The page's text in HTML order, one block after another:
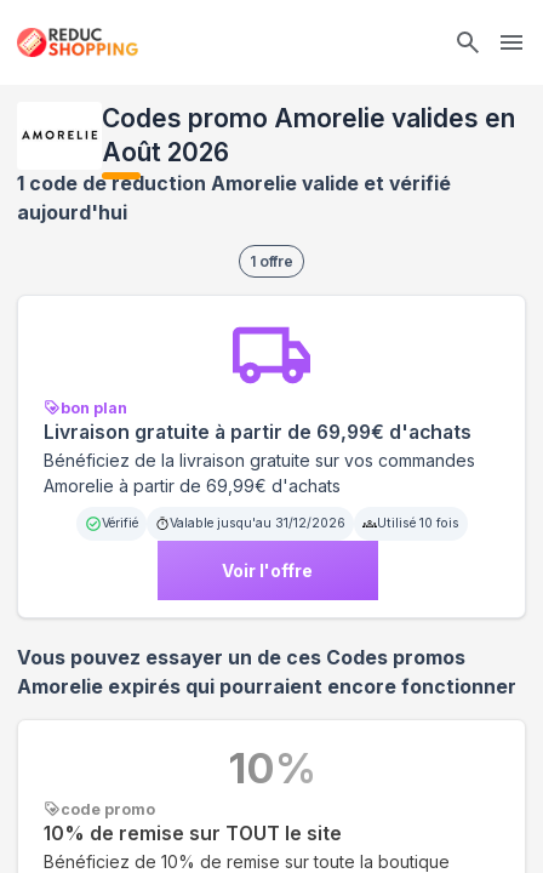
Codes promo Amorelie valides en
Août 2026
1 code de réduction Amorelie valide et vérifié
aujourd'hui
1 offre
bon plan
Livraison gratuite à partir de 69,99€ d'achats
Bénéficiez de la livraison gratuite sur vos commandes
Amorelie à partir de 69,99€ d'achats
Vérifié Valable jusqu'au 31/12/2026 Utilisé 10 fois
Voir l'offre
Vous pouvez essayer un de ces Codes promos
Amorelie expirés qui pourraient encore fonctionner
code promo
10% de remise sur TOUT le site
Bénéficiez de 10% de remise sur toute la boutique
10%